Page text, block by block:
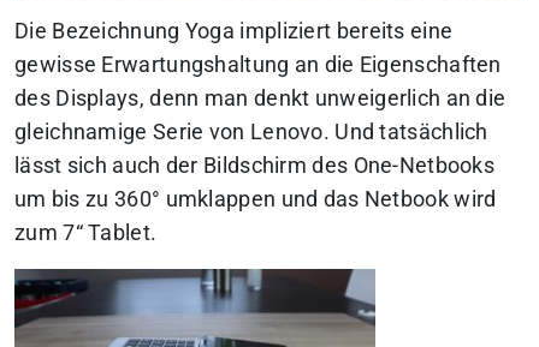
Die Bezeichnung Yoga impliziert bereits eine
gewisse Erwartungshaltung an die Eigenschaften
des Displays, denn man denkt unweigerlich an die
gleichnamige Serie von Lenovo. Und tatsächlich
lässt sich auch der Bildschirm des One-Netbooks
um bis zu 360° umklappen und das Netbook wird
zum 7“ Tablet.